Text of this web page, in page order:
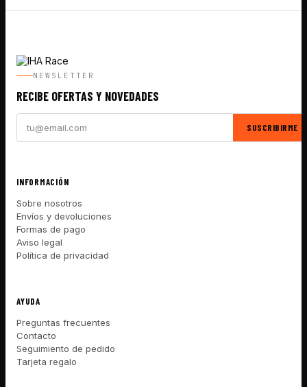
NEWSLETTER
RECIBE OFERTAS Y NOVEDADES
SUSCRIBIRME
INFORMACIÓN
Sobre nosotros
Envíos y devoluciones
Formas de pago
Aviso legal
Política de privacidad
AYUDA
Preguntas frecuentes
Contacto
Seguimiento de pedido
Tarjeta regalo